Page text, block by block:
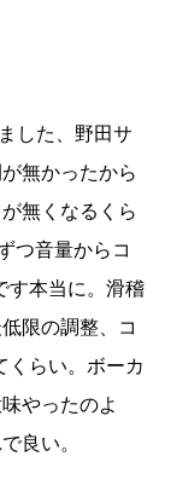
した、野田サ
無かったから
無くなるくら
つ音量からコ
す本当に。滑稽
限の調整、コ
くらい。ボーカ
やったのよ
良い。